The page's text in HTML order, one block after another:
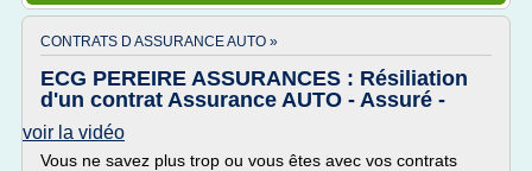
CONTRATS D ASSURANCE AUTO »
ECG PEREIRE ASSURANCES : Résiliation
d'un contrat Assurance AUTO - Assuré -
voir la vidéo
Vous ne savez plus trop ou vous êtes avec vos contrats